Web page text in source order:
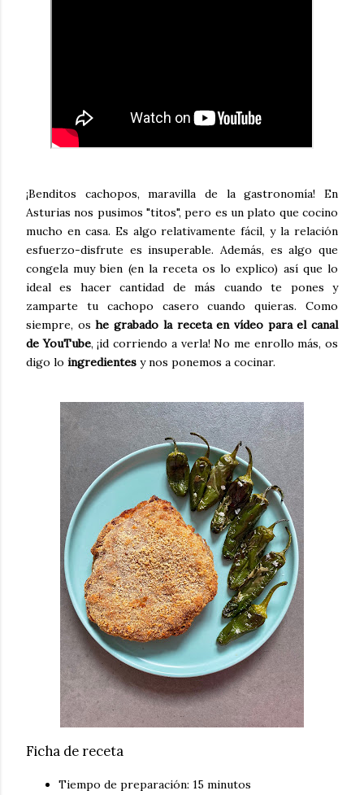
¡Benditos cachopos, maravilla de la gastronomía! En
Asturias nos pusimos "titos", pero es un plato que cocino
mucho en casa. Es algo relativamente fácil, y la relación
esfuerzo-disfrute es insuperable. Además, es algo que
congela muy bien (en la receta os lo explico) así que lo
ideal es hacer cantidad de más cuando te pones y
zamparte tu cachopo casero cuando quieras. Como
siempre, oshe grabado la receta en vídeo para el canal
de YouTube, ¡id corriendo a verla! No me enrollo más, os
digo lo ingredientes y nos ponemos a cocinar.
Ficha de receta
Tiempo de preparación: 15 minutos